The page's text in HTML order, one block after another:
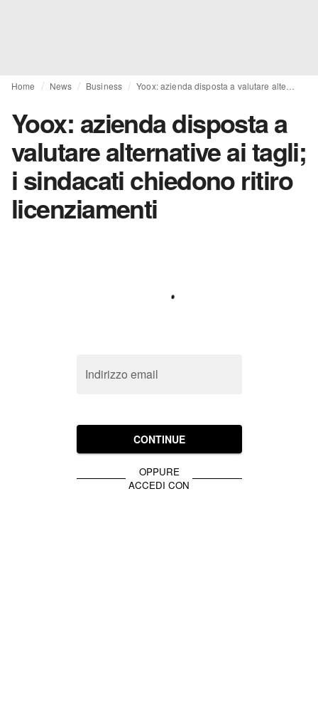
Home News Business
Yoox: azienda disposta a
valutare alternative ai tagli;
i sindacati chiedono ritiro
licenziamenti
Indirizzo email
CONTINUE
OPPURE
ACCEDI CON